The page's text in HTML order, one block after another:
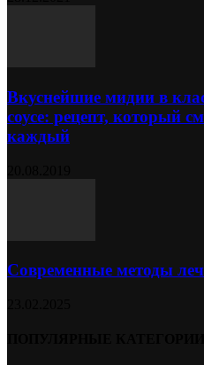
Вкуснейшие мидии в
соусе: рецепт, который
каждый
Современные методы